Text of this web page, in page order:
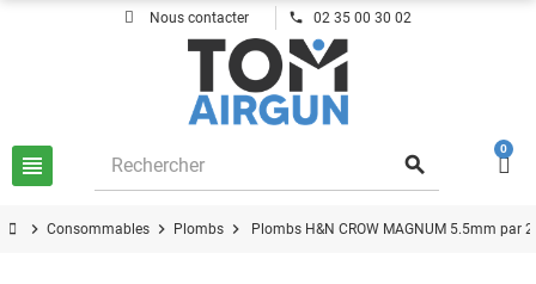
Nous contacter phone 02 35 00 30 02
view_headline search
0
chevron_right Consommables chevron_right Plombs chevron_right Plombs H&N CROW MAGNUM 5.5mm par